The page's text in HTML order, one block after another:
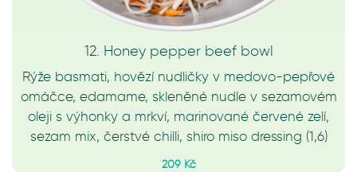
12. Honey pepper beef bowl
Rýže basmati, hovězí nudličky v medovo-pepřové
omáčce, edamame, skleněné nudle v sezamovém
oleji s výhonky a mrkví, marinované červené zelí,
sezam mix, čerstvé chilli, shiro miso dressing (1,6)
209 Kč